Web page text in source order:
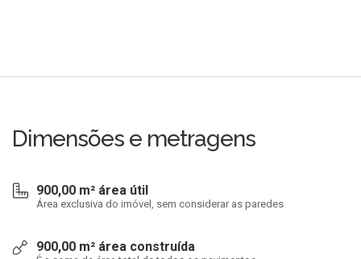
Dimensões e metragens
900,00 m² área útil
Área exclusiva do imóvel, sem considerar as paredes
900,00 m² área construída